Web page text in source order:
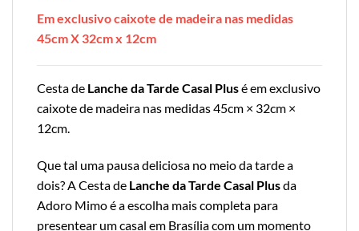
Em exclusivo caixote de madeira nas medidas
45cm X 32cm x 12cm
Cesta de Lanche da Tarde Casal Plusé em exclusivo
caixote de madeira nas medidas 45cm × 32cm ×
12cm.
Que tal uma pausa deliciosa no meio da tarde a
dois? A Cesta de Lanche da Tarde Casal Plusda
Adoro Mimo é a escolha mais completa para
presentear um casal em Brasília com um momento